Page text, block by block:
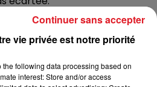
de semaine
lieu en ce début de semaine
les causes de la mort de ces
a été confiée à la brigade
vie privée est notre priorité
the following data processing based on
interest: Store and/or access
Continuer sans accepter